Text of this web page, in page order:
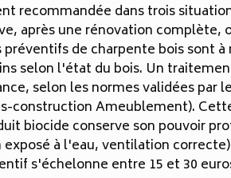
recommandée dans trois
après une rénovation complète,
de charpente bois sont à
selon l'état du bois. Un
selon les normes validées par
construction Ameublement).
biocide conserve son pouvoir
à l'eau, ventilation
s'échelonne entre 15 et 30